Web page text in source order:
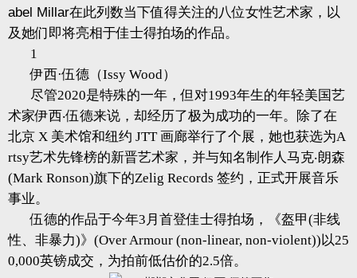
abel Millar在此列数当下值得关注的八位女性艺术家，以
及她们即将亮相于佳士得拍场的作品。
1
伊西·伍德（Issy Wood）
尽管2020是特殊的一年，但对1993年生的年轻美国艺
术家伊西‧伍德来说，却经历了极为成功的一年。除了在
北京 X 美术馆和纽约 JTT 画廊举行了个展，她也获选为A
rtsy艺术先锋榜的新晋艺术家，并与知名制作人马克‧朗森
(Mark Ronson)旗下的Zelig Records 签约，正式开展音乐
事业。
伍德的作品于今年3月首登佳士得拍场，《盔甲(非线
性、非暴力)》(Over Armour (non-linear, non-violent))以25
0,000英镑成交，为拍前低估价的2.5倍。